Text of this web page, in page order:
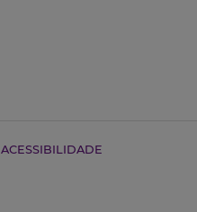
ACESSIBILIDADE